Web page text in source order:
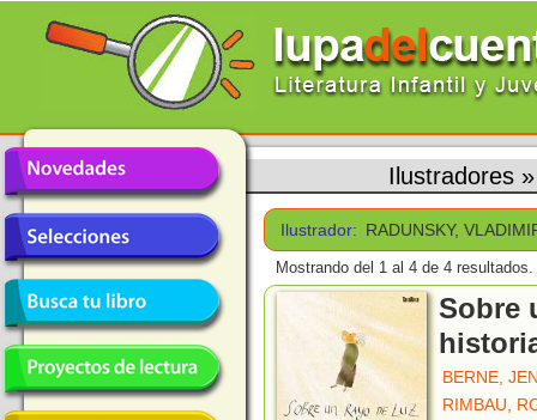
Ilustradores
Ilustrador: RADUNSKY,
Mostrando del 1 al 4 de 4 resultados.
Sobre
BERNE,
RIMBAU,